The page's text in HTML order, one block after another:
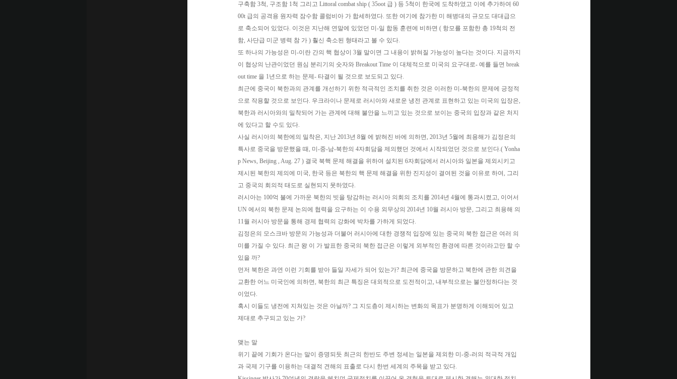
구축함 3척, 구조함 1척 그리고 Littoral combat ship ( 35oot 급 ) 등 5척이 한국에 도착하였고 이에 추가하여 60
00t 급의 공격용 원자력 잠수함 콜럼비아 가 합세하였다. 또한 여기에 참가한 미 해병대의 규모도 대대급으
로 축소되어 있었다. 이것은 지난해 연말에 있었던 미-일 합동 훈련에 비하면 ( 항모를 포함한 총 19척의 전
함, 사단급 미군 병력 참 가 ) 훨신 축소된 형태라고 볼 수 있다.
또 하나의 가능성은 미-이란 간의 핵 협상이 3월 말이면 그 내용이 밝혀질 가능성이 높다는 것이다. 지금까지
이 협상의 난관이었던 원심 분리기의 숫자와 Breakout Time 이 대체적으로 미국의 요구대로- 예를 들면 break
out time 을 1년으로 하는 문제- 타결이 될 것으로 보도되고 있다.
최근에 중국이 북한과의 관계를 개선하기 위한 적극적인 조치를 취한 것은 이러한 미-북한의 문제에 긍정적
으로 작용할 것으로 보인다. 우크라이나 문제로 러시아와 새로운 냉전 관계로 표현하고 있는 미국의 입장은,
북한과 러시아와의 밀착되어 가는 관계에 대해 불안을 느끼고 있는 것으로 보이는 중국의 입장과 같은 처지
에 있다고 할 수도 있다.
사실 러시아의 북한에의 밀착은, 지난 2013년 8월 에 밝혀진 바에 의하면, 2013년 5월에 최용해가 김정은의
특사로 중국을 방문했을 때, 미-중-남-북한의 4자회담을 제의했던 것에서 시작되었던 것으로 보인다.( Yonha
p News, Beijing , Aug. 27 ) 결국 북핵 문제 해결을 위하여 설치된 6자회담에서 러시아와 일본을 제외시키고
제시된 북한의 제의에 미국, 한국 등은 북한의 핵 문제 해결을 위한 진지성이 결여된 것을 이유로 하여, 그리
고 중국의 회의적 태도로 실현되지 못하였다.
러시아는 100억 불에 가까운 북한의 빗을 탕감하는 러시아 의회의 조치를 2014년 4월에 통과시켰고, 이어서
UN 에서의 북한 문제 논의에 협력을 요구하는 이 수용 외무상의 2014년 10월 러시아 방문, 그리고 최용해 의
11월 러시아 방문을 통해 경제 협력의 강화에 박차를 가하게 되었다.
김정은의 모스크바 방문의 가능성과 더불어 러시아에 대한 경쟁적 입장에 있는 중국의 북한 접근은 여러 의
미를 가질 수 있다. 최근 왕 이 가 발표한 중국의 북한 접근은 이렇게 외부적인 환경에 따른 것이라고만 할 수
있을 까?
먼저 북한은 과연 이런 기회를 받아 들일 자세가 되어 있는가? 최근에 중국을 방문하고 북한에 관한 의견을
교환한 어느 미국인에 의하면, 북한의 최근 특징은 대외적으로 도전적이고, 내부적으로는 불안정하다는 것
이었다.
혹시 이들도 냉전에 지쳐있는 것은 아닐까? 그 지도층이 제시하는 변화의 목표가 분명하게 이해되어 있고
제대로 추구되고 있는 가?
맺는 말
위기 끝에 기회가 온다는 말이 증명되듯 최근의 한반도 주변 정세는 일본을 제외한 미-중-러의 적극적 개입
과 국제 기구를 이용하는 대결적 견해의 표출로 다시 한번 세계의 주목을 받고 있다.